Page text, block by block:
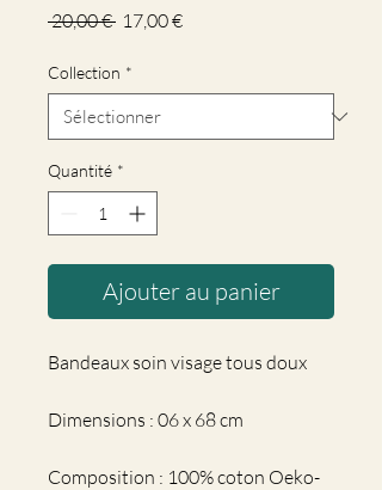
20,00 € Prix
17,00 €Prix
Collection *
Quantité *
Ajouter au panier
Bandeaux soin visage tous doux
Dimensions : 06 x 68 cm
Composition : 100% coton Oeko-